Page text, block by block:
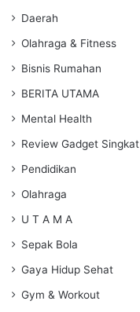
Daerah
Olahraga & Fitness
Bisnis Rumahan
BERITA UTAMA
Mental Health
Review Gadget Singkat
Pendidikan
Olahraga
U T A M A
Sepak Bola
Gaya Hidup Sehat
Gym & Workout